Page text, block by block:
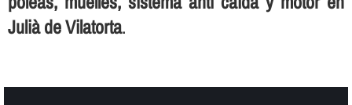
Julià de Vilatorta.